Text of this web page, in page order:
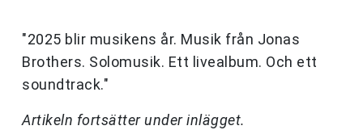
"2025 blir musikens år. Musik från Jonas
Brothers. Solomusik. Ett livealbum. Och ett
soundtrack."
Artikeln fortsätter under inlägget.